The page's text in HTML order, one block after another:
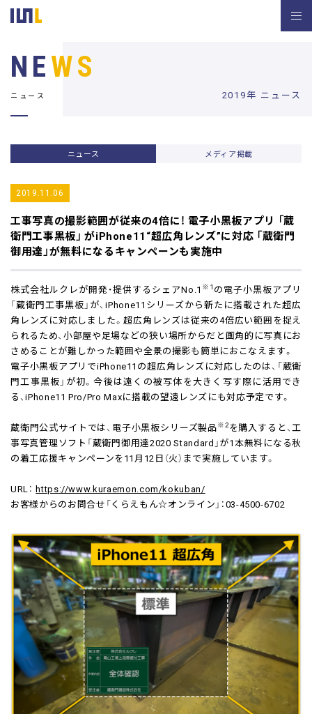
2019年 ニュース
NEWS
ニュース
ニュース メディア掲載
2019.11.06
工事写真の撮影範囲が従来の4倍に！ 電子小黒板アプリ 「蔵
衛門工事黒板」 がiPhone11“超広角レンズ”に対応 「蔵衛門
御用達」が無料になるキャンペーンも実施中
株式会社ルクレが開発・提供するシェアNo.1 ※1 の電子小黒板アプリ
「蔵衛門工事黒板」が、iPhone11シリーズから新たに搭載された超広
角レンズに対応しました。超広角レンズは従来の4倍広い範囲を捉え
られるため、小部屋や足場などの狭い場所からだと画角的に写真にお
さめることが難しかった範囲や全景の撮影も簡単におこなえます。
電子小黒板アプリでiPhone11の超広角レンズに対応したのは、「蔵衛
門工事黒板」が初。今後は遠くの被写体を大きく写す際に活用でき
る、iPhone11 Pro/Pro Maxに搭載の望遠レンズにも対応予定です。
蔵衛門公式サイトでは、電子小黒板シリーズ製品※2を購入すると、工
事写真管理ソフト「蔵衛門御用達2020 Standard」が1本無料になる秋
の着工応援キャンペーンを11月12日（火）まで実施しています。
URL：https://www.kuraemon.com/kokuban/
お客様からのお問合せ「くらえもん☆オンライン」：03-4500-6702